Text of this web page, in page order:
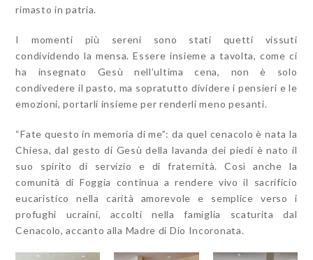
rimasto in patria.
I momenti più sereni sono stati quetti vissuti
condividendo la mensa. Essere insieme a tavolta, come ci
ha insegnato Gesù nell’ultima cena, non è solo
condivedere il pasto, ma sopratutto dividere i pensieri e le
emozioni, portarli insieme per renderli meno pesanti.
“Fate questo in memoria di me”: da quel cenacolo è nata la
Chiesa, dal gesto di Gesù della lavanda dei piedi è nato il
suo spirito di servizio e di fraternità. Così anche la
comunità di Foggia continua a rendere vivo il sacrificio
eucaristico nella carità amorevole e semplice verso i
profughi ucraini, accolti nella famiglia scaturita dal
Cenacolo, accanto alla Madre di Dio Incoronata.